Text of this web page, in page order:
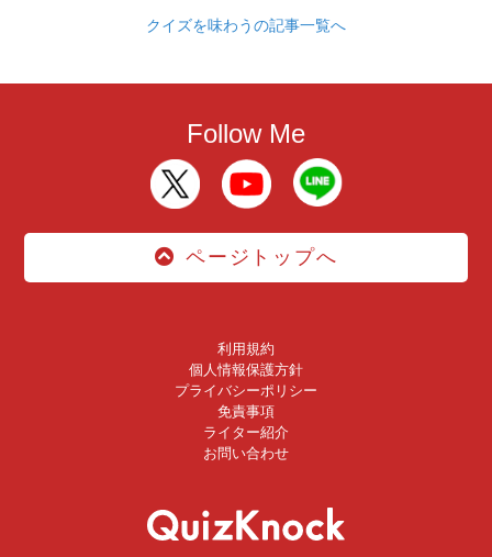
クイズを味わうの記事一覧へ
Follow Me
ページトップへ
利用規約
個人情報保護方針
プライバシーポリシー
免責事項
ライター紹介
お問い合わせ